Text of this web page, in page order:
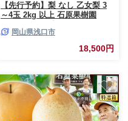
【先行予約】梨 なし 乙女梨 3
～4玉 2kg 以上 石原果樹園
より発送予定》岡山県 浅口市
果物 フルーツ 梨 鴨梨 備前乙女
岡山県浅口市
18,500円